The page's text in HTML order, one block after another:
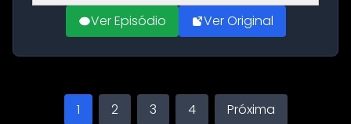
Ver Episódio Ver Original
1 2 3 4 Próxima